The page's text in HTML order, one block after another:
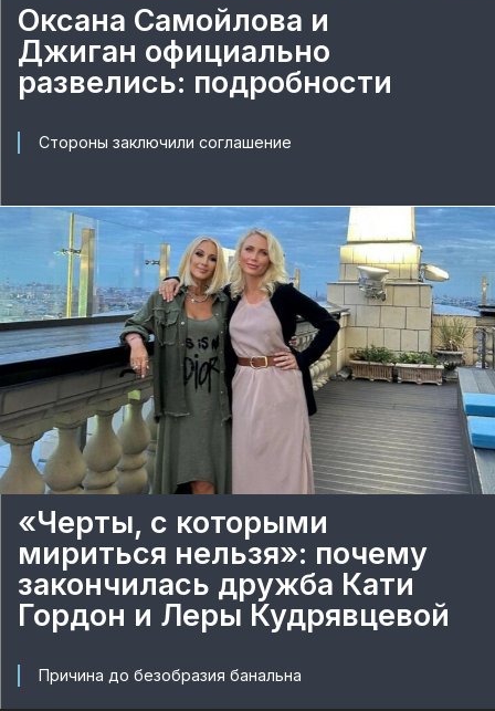
Оксана Самойлова и
Джиган официально
развелись: подробности
Стороны заключили соглашение
«Черты, с которыми
мириться нельзя»: почему
закончилась дружба Кати
Гордон и Леры Кудрявцевой
Причина до безобразия банальна